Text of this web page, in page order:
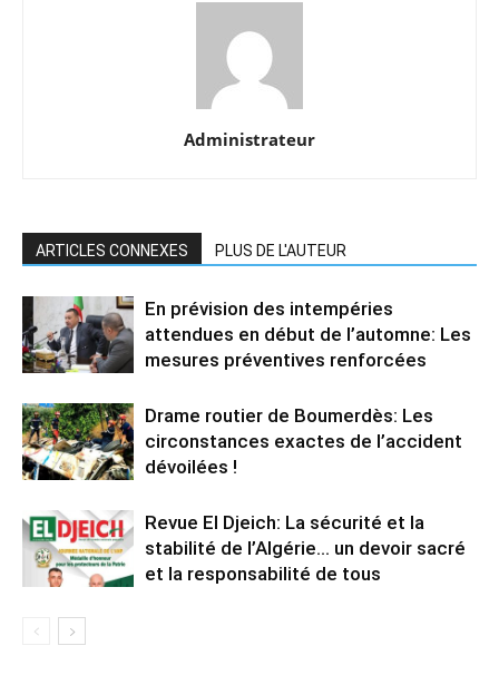
Administrateur
ARTICLES CONNEXES PLUS DE L'AUTEUR
En prévision des intempéries
attendues en début de l’automne: Les
mesures préventives renforcées
Drame routier de Boumerdès: Les
circonstances exactes de l’accident
dévoilées !
Revue El Djeich: La sécurité et la
stabilité de l’Algérie… un devoir sacré
et la responsabilité de tous